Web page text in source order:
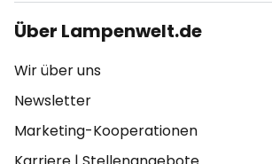
Über Lampenwelt.de
Wir über uns
Newsletter
Marketing-Kooperationen